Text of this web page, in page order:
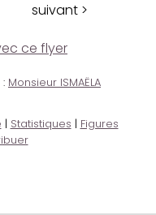
suivant >
ce flyer
Monsieur ISMAËLA
| Statistiques | Figures